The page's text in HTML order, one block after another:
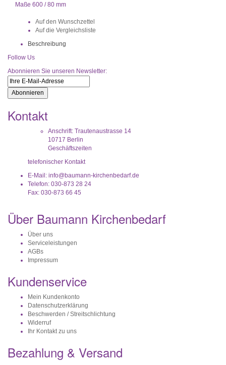
Maße 600 / 80 mm
Auf den Wunschzettel
Auf die Vergleichsliste
Beschreibung
Follow Us
Abonnieren Sie unseren Newsletter:
Abonnieren
Kontakt
Anschrift: Trautenaustrasse 14
10717 Berlin
Geschäftszeiten
telefonischer Kontakt
E-Mail: info@baumann-kirchenbedarf.de
Telefon: 030-873 28 24
Fax: 030-873 66 45
Über Baumann Kirchenbedarf
Über uns
Serviceleistungen
AGBs
Impressum
Kundenservice
Mein Kundenkonto
Datenschutzerklärung
Beschwerden / Streitschlichtung
Widerruf
Ihr Kontakt zu uns
Bezahlung & Versand